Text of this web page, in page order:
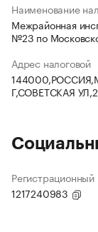
Наименование
Межрайонная
№23 по
Адрес налоговой
Г,СОВЕТСКАЯ
1217240983